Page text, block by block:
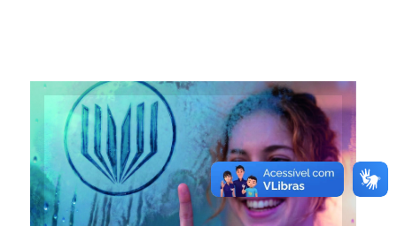
Vestibular de Inverno abre
vagas para diversos cursos